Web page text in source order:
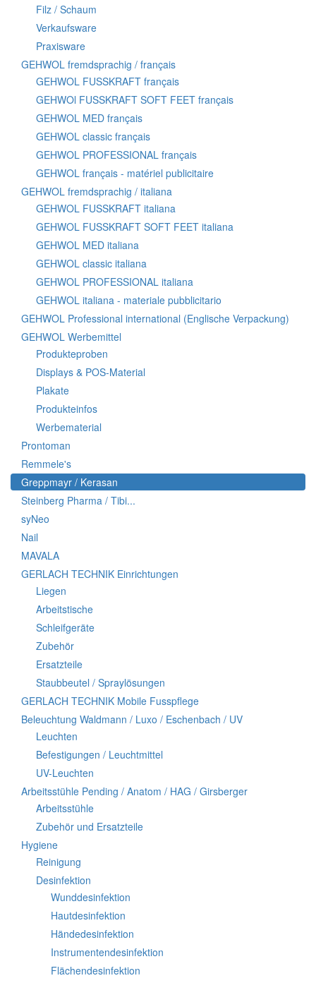
Filz / Schaum
Verkaufsware
Praxisware
GEHWOL fremdsprachig / français
GEHWOL FUSSKRAFT français
GEHWOl FUSSKRAFT SOFT FEET français
GEHWOL MED français
GEHWOL classic français
GEHWOL PROFESSIONAL français
GEHWOL français - matériel publicitaire
GEHWOL fremdsprachig / italiana
GEHWOL FUSSKRAFT italiana
GEHWOL FUSSKRAFT SOFT FEET italiana
GEHWOL MED italiana
GEHWOL classic italiana
GEHWOL PROFESSIONAL italiana
GEHWOL italiana - materiale pubblicitario
GEHWOL Professional international (Englische Verpackung)
GEHWOL Werbemittel
Produkteproben
Displays & POS-Material
Plakate
Produkteinfos
Werbematerial
Prontoman
Remmele's
Greppmayr / Kerasan
Steinberg Pharma / Tibi...
syNeo
Nail
MAVALA
GERLACH TECHNIK Einrichtungen
Liegen
Arbeitstische
Schleifgeräte
Zubehör
Ersatzteile
Staubbeutel / Spraylösungen
GERLACH TECHNIK Mobile Fusspflege
Beleuchtung Waldmann / Luxo / Eschenbach / UV
Leuchten
Befestigungen / Leuchtmittel
UV-Leuchten
Arbeitsstühle Pending / Anatom / HAG / Girsberger
Arbeitsstühle
Zubehör und Ersatzteile
Hygiene
Reinigung
Desinfektion
Wunddesinfektion
Hautdesinfektion
Händedesinfektion
Instrumentendesinfektion
Flächendesinfektion